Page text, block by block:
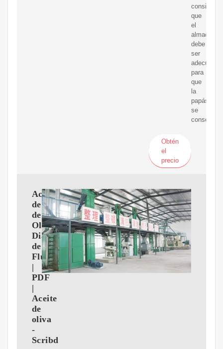
considera
que
el
debe
ser
adecuado
para
que
la
papás
se
conserven.
Obtén
el
precio
Aceite
de
de
Oliva
Diagrama
de
Flujo
|
PDF
|
Aceite
de
oliva
-
Scribd